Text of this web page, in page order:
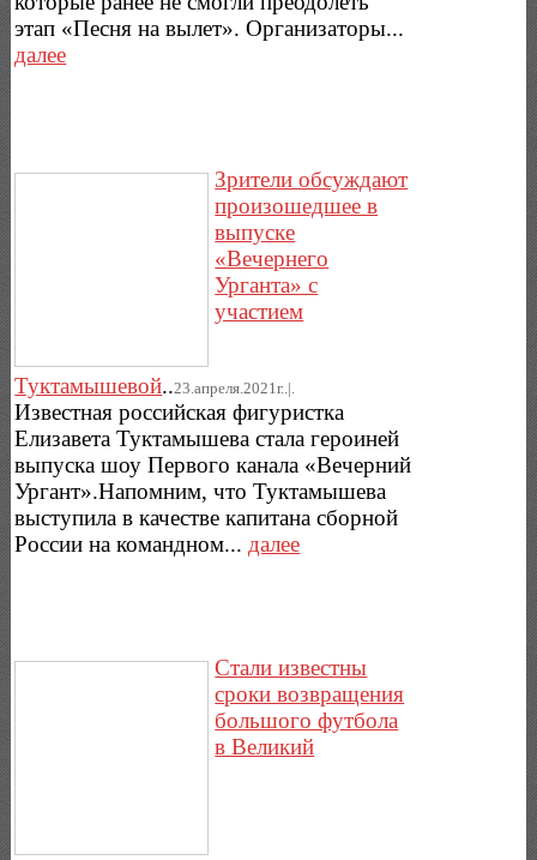
этап «Песня на вылет». Организаторы...
далее
Зрители обсуждают
произошедшее в
выпуске
«Вечернего
Урганта» с
участием
Туктамышевой..23.апреля.2021г..|.
Известная российская фигуристка
Елизавета Туктамышева стала героиней
выпуска шоу Первого канала «Вечерний
Ургант».Напомним, что Туктамышева
выступила в качестве капитана сборной
России на командном... далее
Стали известны
сроки возвращения
большого футбола
в Великий